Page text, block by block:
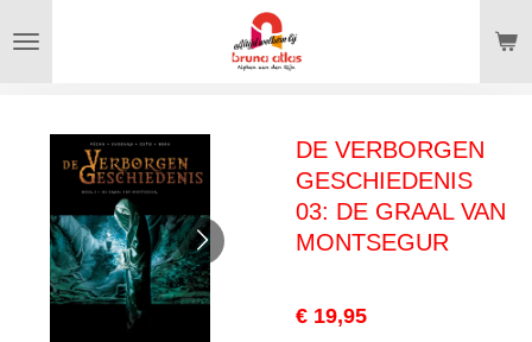
direct
hoofdinhoud
DE VERBORGEN
GESCHIEDENIS
03: DE GRAAL VAN
MONTSEGUR
€ 19,95